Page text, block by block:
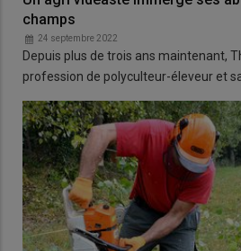
champs
24 septembre 2022
Depuis plus de trois ans maintenant,
profession de polyculteur-éleveur et